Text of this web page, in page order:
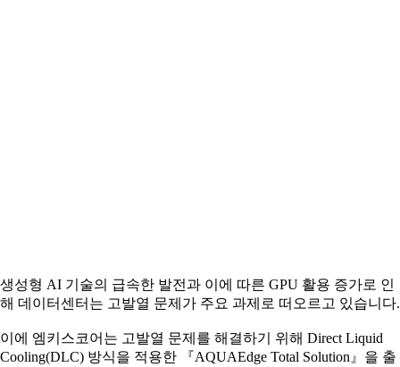
생성형 AI 기술의 급속한 발전과 이에 따른 GPU 활용 증가로 인
해 데이터센터는 고발열 문제가 주요 과제로 떠오르고 있습니다.
이에 엠키스코어는 고발열 문제를 해결하기 위해 Direct Liquid
Cooling(DLC) 방식을 적용한 『AQUAEdge Total Solution』을 출